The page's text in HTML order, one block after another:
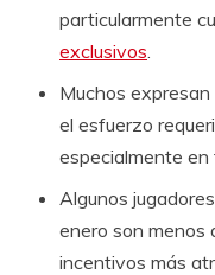
particularmente
exclusivos
Muchos
el esfuerzo
especialmente en
Algunos
enero son menos
incentivos más